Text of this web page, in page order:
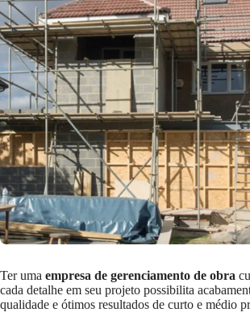
Ter uma empresa de gerenciamento de obra
cada detalhe em seu projeto possibilita
qualidade e ótimos resultados de curto e médio